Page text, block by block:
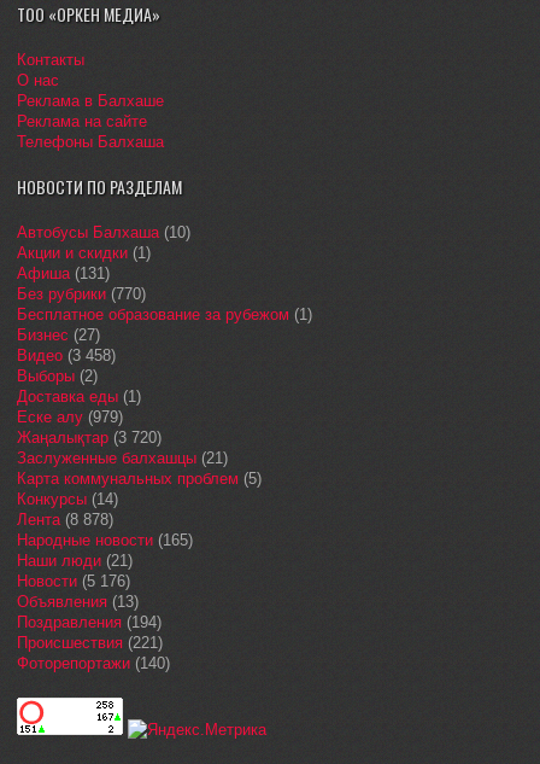
ТОО «ОРКЕН МЕДИА»
Контакты
О нас
Реклама в Балхаше
Реклама на сайте
Телефоны Балхаша
НОВОСТИ ПО РАЗДЕЛАМ
Автобусы Балхаша(10)
Акции и скидки (1)
Афиша(131)
Без рубрики (770)
Бесплатное образование за рубежом (1)
Бизнес (27)
Видео (3 458)
Выборы (2)
Доставка еды (1)
Еске алу (979)
Жаңалықтар (3 720)
Заслуженные балхашцы (21)
Карта коммунальных проблем (5)
Конкурсы (14)
Лента(8 878)
Народные новости (165)
Наши люди (21)
Новости (5 176)
Объявления (13)
Поздравления (194)
Происшествия (221)
Фоторепортажи (140)